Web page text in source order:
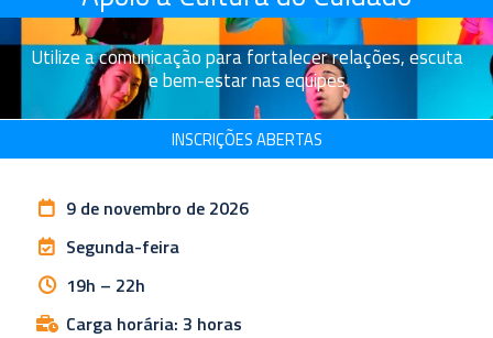
Utilize a comunicação para fortalecer relações, escuta
e bem-estar nas equipes
INSCRIÇÕES ABERTAS
9 de novembro de 2026
Segunda-feira
19h – 22h
Carga horária: 3 horas